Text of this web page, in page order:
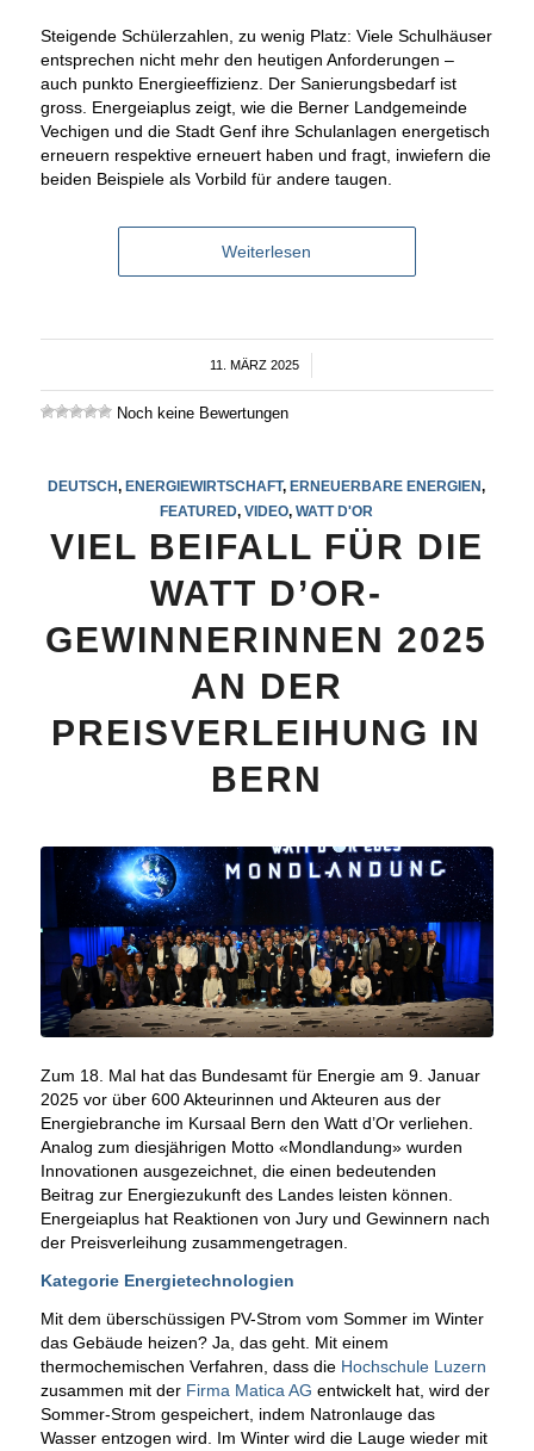
Steigende Schülerzahlen, zu wenig Platz: Viele Schulhäuser
entsprechen nicht mehr den heutigen Anforderungen –
auch punkto Energieeffizienz. Der Sanierungsbedarf ist
gross. Energeiaplus zeigt, wie die Berner Landgemeinde
Vechigen und die Stadt Genf ihre Schulanlagen energetisch
erneuern respektive erneuert haben und fragt, inwiefern die
beiden Beispiele als Vorbild für andere taugen.
Weiterlesen
11. MÄRZ 2025
/
Noch keine Bewertungen
DEUTSCH, ENERGIEWIRTSCHAFT, ERNEUERBARE ENERGIEN,
FEATURED,VIDEO,WATT D'OR
VIEL BEIFALL FÜR DIE
WATT D’OR-
GEWINNERINNEN 2025
AN DER
PREISVERLEIHUNG IN
BERN
Zum 18. Mal hat das Bundesamt für Energie am 9. Januar
2025 vor über 600 Akteurinnen und Akteuren aus der
Energiebranche im Kursaal Bern den Watt d’Or verliehen.
Analog zum diesjährigen Motto «Mondlandung» wurden
Innovationen ausgezeichnet, die einen bedeutenden
Beitrag zur Energiezukunft des Landes leisten können.
Energeiaplus hat Reaktionen von Jury und Gewinnern nach
der Preisverleihung zusammengetragen.
Kategorie Energietechnologien
Mit dem überschüssigen PV-Strom vom Sommer im Winter
das Gebäude heizen? Ja, das geht. Mit einem
thermochemischen Verfahren, dass die Hochschule Luzern
zusammen mit der Firma Matica AG entwickelt hat, wird der
Sommer-Strom gespeichert, indem Natronlauge das
Wasser entzogen wird. Im Winter wird die Lauge wieder mit